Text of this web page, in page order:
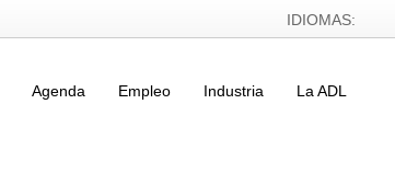
IDIOMAS:
Agenda Empleo Industria La ADL